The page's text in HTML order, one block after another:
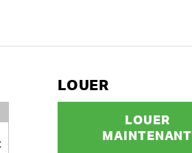
LOUER
LOUER
MAINTENANT